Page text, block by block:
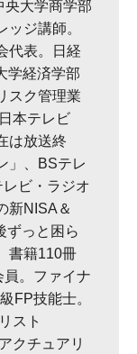
央大学商学部
ジ講師。
代表。日経
学経済学部
スク管理業
本テレビ
は放送終
」、BSテレ
ビ・ラジオ
新NISA＆
ずっと困ら
書籍110冊
。ファイナ
FP技能士。
スト
クチュアリ